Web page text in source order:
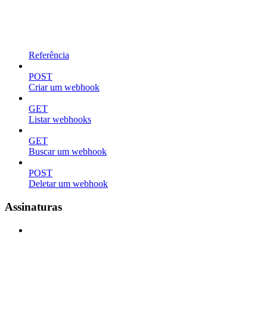
Referência
POST
Criar um webhook
GET
Listar webhooks
GET
Buscar um webhook
POST
Deletar um webhook
Assinaturas